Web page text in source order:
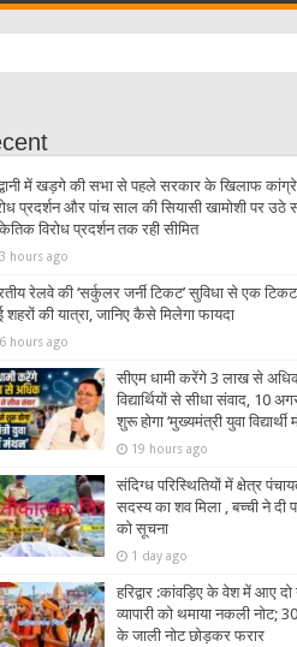
में खड़गे की सभा से पहले सरकार के खिलाफ
प्रदर्शन और पांच साल की सियासी खामोशी पर उठे
विरोध प्रदर्शन तक रही सीमित
3 hours ago
रेलवे की ‘सर्कुलर जर्नी टिकट’ सुविधा से एक
की यात्रा, जानिए कैसे मिलेगा फायदा
6 hours ago
सीएम धामी करेंगे 3 लाख से
विद्यार्थियों से सीधा संवाद, 10
शुरू होगा ‘मुख्यमंत्री युवा विद्यार्थी
19 hours ago
संदिग्ध परिस्थितियों में क्षेत्र
सदस्य का शव मिला , बच्ची ने दी
को सूचना
1 day ago
हरिद्वार :कांवड़िए के वेश में आए
व्यापारी को थमाया नकली नोट;
के जाली नोट छोड़कर फरार